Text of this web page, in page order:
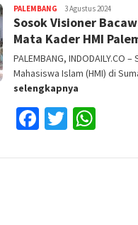
PALEMBANG Nefri
Inge
3 Agustus 2024
Sosok Visioner
Mata Kader HMI
PALEMBANG,
Mahasiswa Islam (HMI) di
selengkapnya
Facebook
Twitter